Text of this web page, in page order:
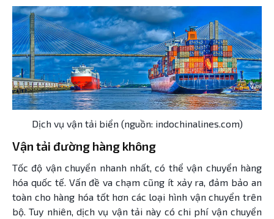
Dịch vụ vận tải biển (nguồn: indochinalines.com)
Vận tải đường hàng không
Tốc độ vận chuyển nhanh nhất, có thể vận chuyển hàng
hóa quốc tế. Vấn đề va chạm cũng ít xảy ra, đảm bảo an
toàn cho hàng hóa tốt hơn các loại hình vận chuyển trên
bộ. Tuy nhiên, dịch vụ vận tải này có chi phí vận chuyển